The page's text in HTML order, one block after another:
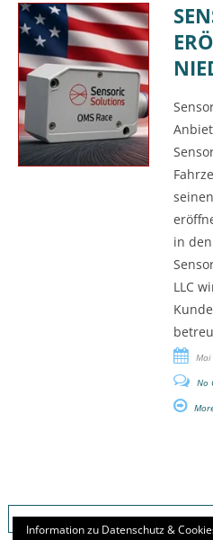
in
LLC
No
Suchen
nach:Information zu Datenschutz &